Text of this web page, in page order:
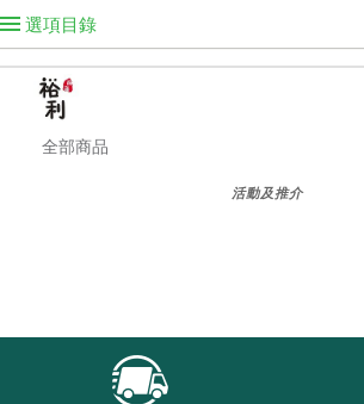
選項目錄
全部商品
活動及推介